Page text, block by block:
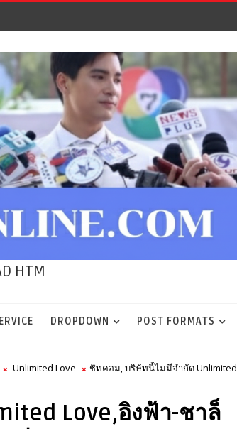
HTM
DROPDOWN POST FORMATS
Unlimited Love
ชิทคอม, บริษัทนี้ไม่มีจำกัด Unlimited
Love,อิงฟ้า-ชาล็